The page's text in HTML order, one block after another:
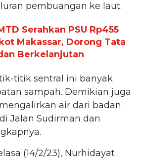
pembuangan ke laut.
Serahkan PSU Rp455
Makassar, Dorong Tata
Berkelanjutan
titik sentral ini banyak
sampah. Demikian juga
air dari badan
Jalan Sudirman dan
(14/2/23), Nurhidayat